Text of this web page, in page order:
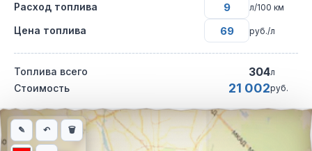
Расход топлива л/100 км
Цена топлива руб./л
Топлива всего 304л
Стоимость 21 002руб.
Интерактивная карта автомобильного маршрута из города
✎ ↶ 🗑